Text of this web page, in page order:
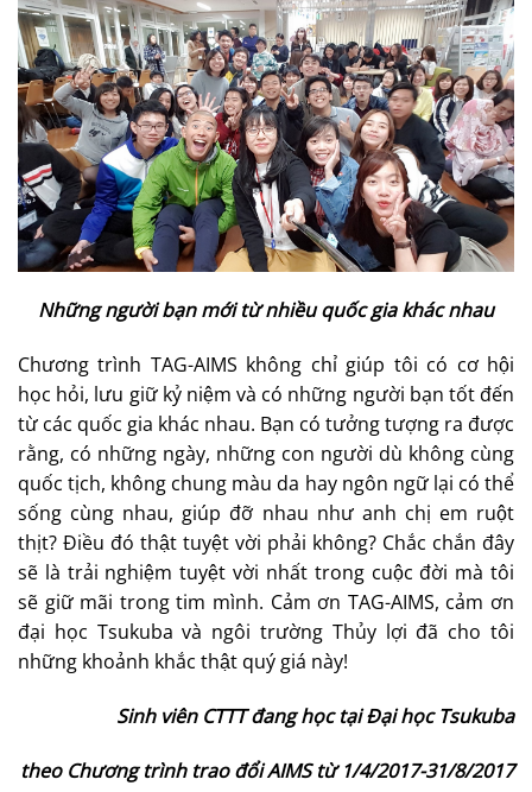
Những người bạn mới từ nhiều quốc gia khác nhau
Chương trình TAG-AIMS không chỉ giúp tôi có cơ hội
học hỏi, lưu giữ kỷ niệm và có những người bạn tốt đến
từ các quốc gia khác nhau. Bạn có tưởng tượng ra được
rằng, có những ngày, những con người dù không cùng
quốc tịch, không chung màu da hay ngôn ngữ lại có thể
sống cùng nhau, giúp đỡ nhau như anh chị em ruột
thịt? Điều đó thật tuyệt vời phải không? Chắc chắn đây
sẽ là trải nghiệm tuyệt vời nhất trong cuộc đời mà tôi
sẽ giữ mãi trong tim mình. Cảm ơn TAG-AIMS, cảm ơn
đại học Tsukuba và ngôi trường Thủy lợi đã cho tôi
những khoảnh khắc thật quý giá này!
Sinh viên CTTT đang học tại Đại học Tsukuba
theo Chương trình trao đổi AIMS từ 1/4/2017-31/8/2017